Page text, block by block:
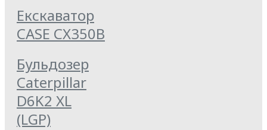
Екскаватор
CASE CX350B
Бульдозер
Caterpillar
D6K2 XL
(LGP)